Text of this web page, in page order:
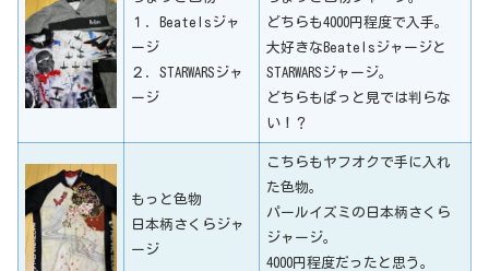
１．Beatelsジャ
ージ
２．STARWARSジャ
ージ
どちらも4000円程度で入手。
大好きなBeatelsジャージと
STARWARSジャージ。
どちらもぱっと見では判らな
い！？
もっと色物
日本柄さくらジャ
ージ
こちらもヤフオクで手に入れ
た色物。
パールイズミの日本柄さくら
ジャージ。
4000円程度だったと思う。